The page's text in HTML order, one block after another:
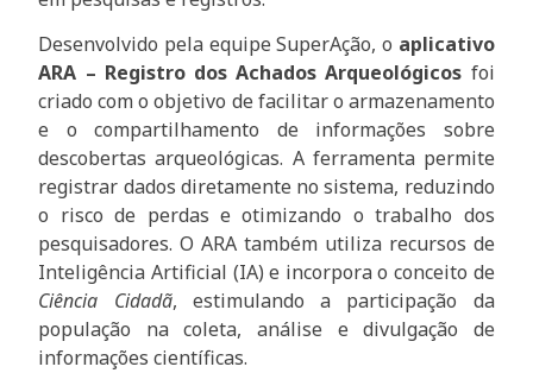
Desenvolvido pela equipe SuperAção, o aplicativo
ARA – Registro dos Achados Arqueológicos foi
criado com o objetivo de facilitar o armazenamento
e o compartilhamento de informações sobre
descobertas arqueológicas. A ferramenta permite
registrar dados diretamente no sistema, reduzindo
o risco de perdas e otimizando o trabalho dos
pesquisadores. O ARA também utiliza recursos de
Inteligência Artificial (IA) e incorpora o conceito de
Ciência Cidadã, estimulando a participação da
população na coleta, análise e divulgação de
informações científicas.